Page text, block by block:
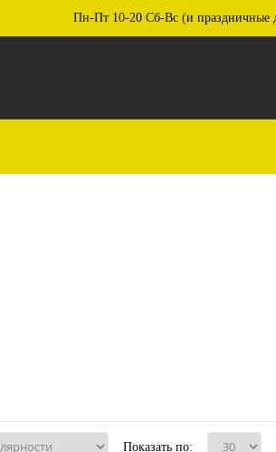
Пн-Пт 10-20 Сб-Вс (и праздничные
Показать по: